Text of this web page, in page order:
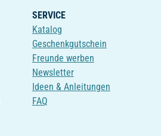
SERVICE
Katalog
Geschenkgutschein
Freunde werben
Newsletter
Ideen & Anleitungen
FAQ